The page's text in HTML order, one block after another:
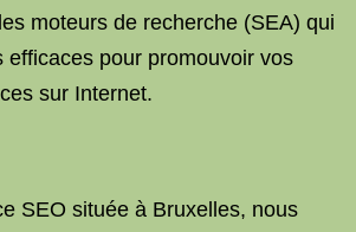
moteurs de recherche (SEA) qui
efficaces pour promouvoir vos
sur Internet.
SEO située à Bruxelles, nous